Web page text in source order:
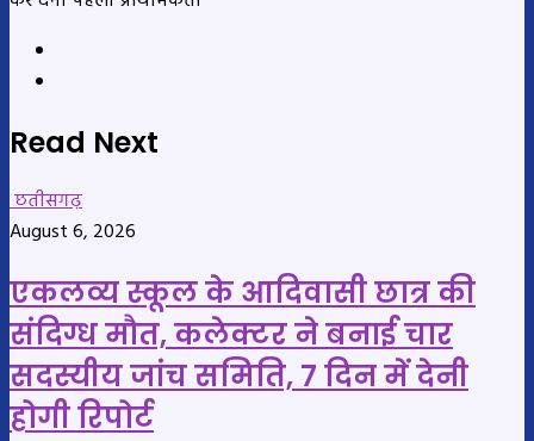
Read Next
छतीसगढ़
August 6, 2026
एकलव्य स्कूल के आदिवासी छात्र की
संदिग्ध मौत, कलेक्टर ने बनाई चार
सदस्यीय जांच समिति, 7 दिन में देनी
होगी रिपोर्ट